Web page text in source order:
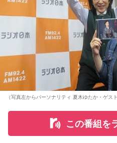
（写真左からパーソナリティ 夏木ゆたか・ゲス
この番組を